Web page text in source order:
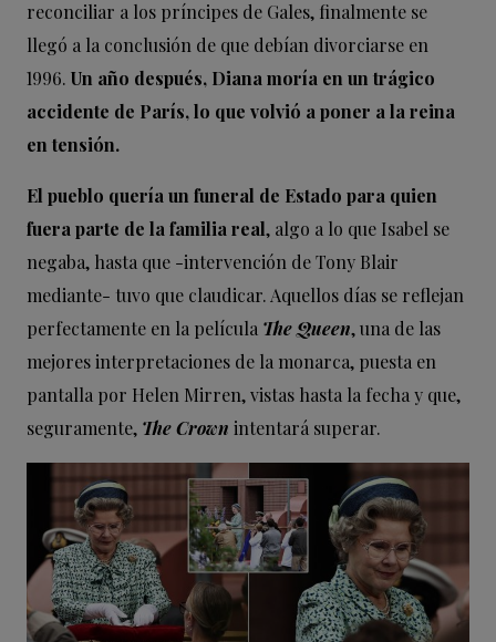
reconciliar a los príncipes de Gales, finalmente se
llegó a la conclusión de que debían divorciarse en
1996. Un año después, Diana moría en un trágico
accidente de París, lo que volvió a poner a la reina
en tensión.
El pueblo quería un funeral de Estado para quien
fuera parte de la familia real, algo a lo que Isabel se
negaba, hasta que -intervención de Tony Blair
mediante- tuvo que claudicar. Aquellos días se reflejan
perfectamente en la película The Queen, una de las
mejores interpretaciones de la monarca, puesta en
pantalla por Helen Mirren, vistas hasta la fecha y que,
seguramente, The Crown intentará superar.